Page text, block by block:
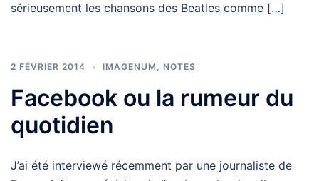
sérieusement les chansons des Beatles comme […]
2 FÉVRIER 2014 IMAGENUM , NOTES
Facebook ou la rumeur du
quotidien
J’ai été interviewé récemment par une journaliste de